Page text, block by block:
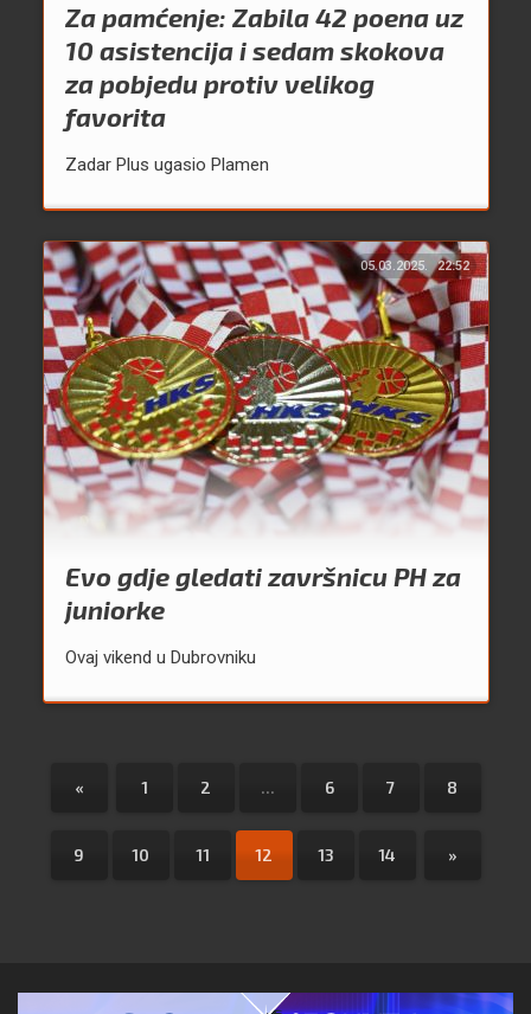
Za pamćenje: Zabila 42 poena uz
10 asistencija i sedam skokova
za pobjedu protiv velikog
favorita
Zadar Plus ugasio Plamen
05.03.2025. 22:52
Evo gdje gledati završnicu PH za
juniorke
Ovaj vikend u Dubrovniku
« 1 2 ... 6 7 8
9 10 11 12 13 14 »